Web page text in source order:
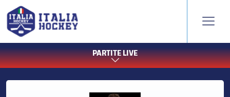
PARTITE LIVE